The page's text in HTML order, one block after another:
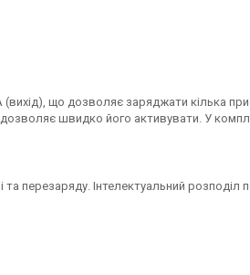
що дозволяє заряджати кілька
швидко його активувати. У
перезаряду. Інтелектуальний розподіл